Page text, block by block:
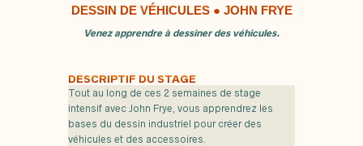
DESSIN DE VÉHICULES ● JOHN FRYE
Venez apprendre à dessiner des véhicules.
DESCRIPTIF DU STAGE
Tout au long de ces 2 semaines de stage
intensif avec John Frye, vous apprendrez les
bases du dessin industriel pour créer des
véhicules et des accessoires.